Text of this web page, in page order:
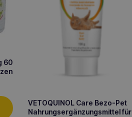
60
VETOQUINOL Care Bezo-Pet
Nahrungsergänzungsmittel für